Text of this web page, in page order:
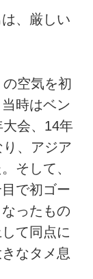
、厳しい
空気を初
時はベン
会、14年
、アジア
そして、
で初ゴー
ったもの
て同点に
なタメ息